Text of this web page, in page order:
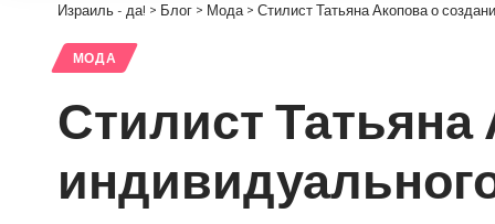
Израиль - да! > Блог > Мода> Стилист Татьяна Акопова о
МОДА
Стилист Татьяна